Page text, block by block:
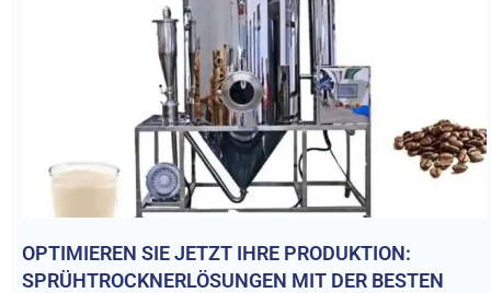
OPTIMIEREN SIE JETZT IHRE PRODUKTION:
SPRÜHTROCKNERLÖSUNGEN MIT DER BESTEN